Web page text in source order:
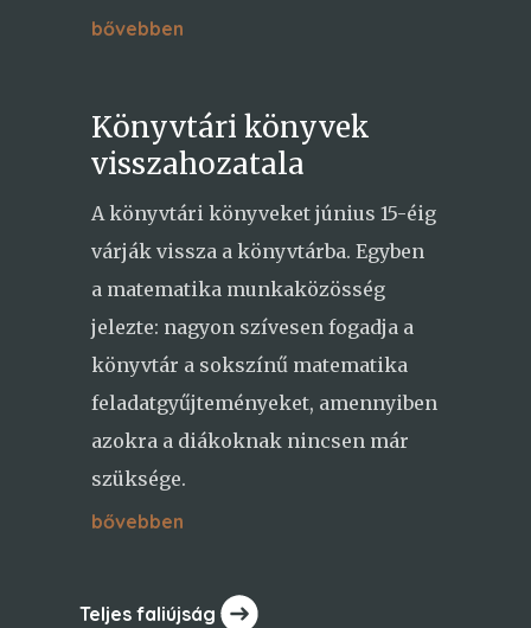
bővebben
Könyvtári könyvek
visszahozatala
A könyvtári könyveket június 15-éig
várják vissza a könyvtárba. Egyben
a matematika munkaközösség
jelezte: nagyon szívesen fogadja a
könyvtár a sokszínű matematika
feladatgyűjteményeket, amennyiben
azokra a diákoknak nincsen már
szüksége.
bővebben
Teljes faliújság